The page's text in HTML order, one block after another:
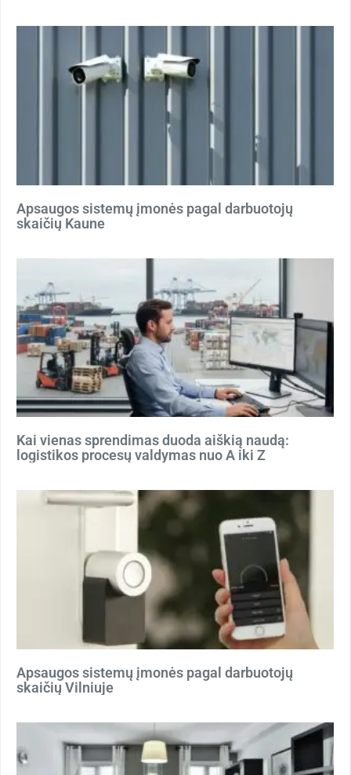
Apsaugos sistemų įmonės pagal darbuotojų
skaičių Kaune
Kai vienas sprendimas duoda aiškią naudą:
logistikos procesų valdymas nuo A iki Z
Apsaugos sistemų įmonės pagal darbuotojų
skaičių Vilniuje